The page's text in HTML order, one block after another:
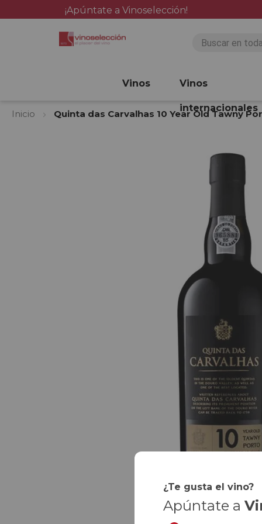
¡Apúntate a Vinoselección!
Vinos Vinos
internacionales
Inicio
Quinta das Carvalhas 10 Year Old Tawny
¿Te gusta el vino?
Apúntate a